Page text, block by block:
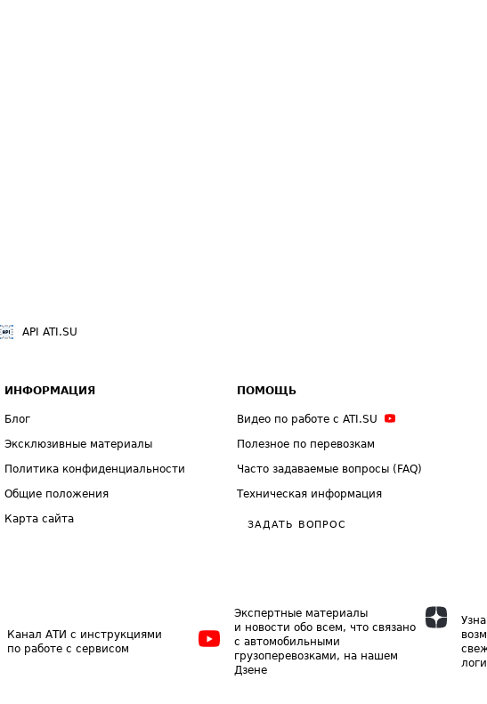
API ATI.SU
ИНФОРМАЦИЯ
Блог
Эксклюзивные материалы
Политика конфиденциальности
Общие положения
Карта сайта
ПОМОЩЬ
Видео по работе с ATI.SU
Полезное по перевозкам
Часто задаваемые вопросы (FAQ)
Техническая информация
ЗАДАТЬ ВОПРОС
Канал АТИ с инструкциями
по работе с сервисом
Экспертные материалы
и новости обо всем, что связано
с автомобильными
грузоперевозками, на нашем
Дзене